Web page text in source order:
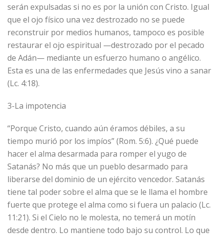
serán expulsadas si no es por la unión con Cristo. Igual
que el ojo físico una vez destrozado no se puede
reconstruir por medios humanos, tampoco es posible
restaurar el ojo espiritual —destrozado por el pecado
de Adán— mediante un esfuerzo humano o angélico.
Esta es una de las enfermedades que Jesús vino a sanar
(Lc. 4:18).
3-La impotencia
“Porque Cristo, cuando aún éramos débiles, a su
tiempo murió por los impíos” (Rom. 5:6). ¿Qué puede
hacer el alma desarmada para romper el yugo de
Satanás? No más que un pueblo desarmado para
liberarse del dominio de un ejército vencedor. Satanás
tiene tal poder sobre el alma que se le llama el hombre
fuerte que protege el alma como si fuera un palacio (Lc.
11:21). Si el Cielo no le molesta, no temerá un motín
desde dentro. Lo mantiene todo bajo su control. Lo que